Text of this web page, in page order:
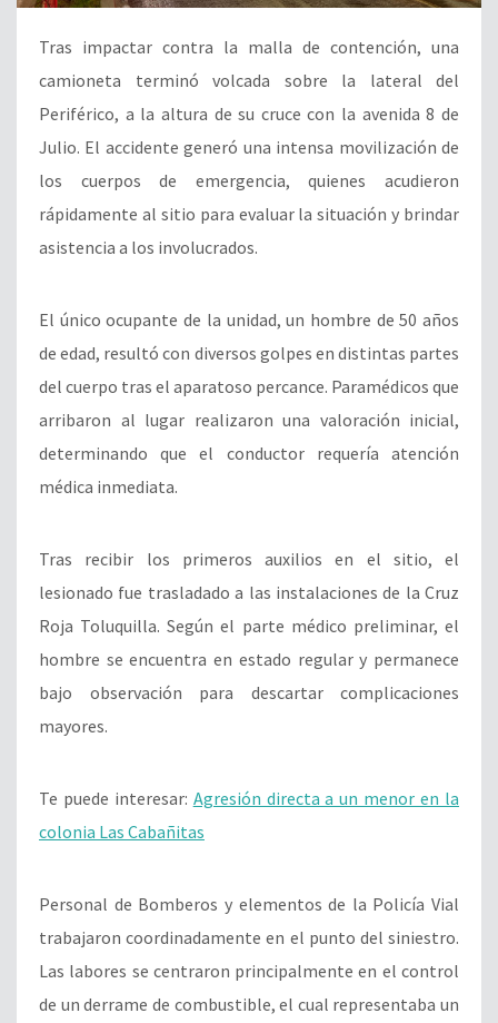
Tras impactar contra la malla de contención, una
camioneta terminó volcada sobre la lateral del
Periférico, a la altura de su cruce con la avenida 8 de
Julio. El accidente generó una intensa movilización de
los cuerpos de emergencia, quienes acudieron
rápidamente al sitio para evaluar la situación y brindar
asistencia a los involucrados.
El único ocupante de la unidad, un hombre de 50 años
de edad, resultó con diversos golpes en distintas partes
del cuerpo tras el aparatoso percance. Paramédicos que
arribaron al lugar realizaron una valoración inicial,
determinando que el conductor requería atención
médica inmediata.
Tras recibir los primeros auxilios en el sitio, el
lesionado fue trasladado a las instalaciones de la Cruz
Roja Toluquilla. Según el parte médico preliminar, el
hombre se encuentra en estado regular y permanece
bajo observación para descartar complicaciones
mayores.
Te puede interesar: Agresión directa a un menor en la
colonia Las Cabañitas
Personal de Bomberos y elementos de la Policía Vial
trabajaron coordinadamente en el punto del siniestro.
Las labores se centraron principalmente en el control
de un derrame de combustible, el cual representaba un